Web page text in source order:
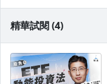
精華試閱 (4)